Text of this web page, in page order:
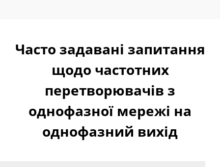
Часто задавані запитання
щодо частотних
перетворювачів з
однофазної мережі на
однофазний вихід